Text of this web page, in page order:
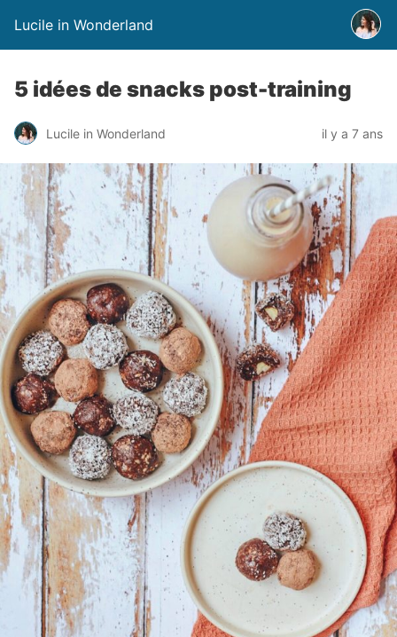
Lucile in Wonderland
5 idées de snacks post-training
Lucile in Wonderland il y a 7 ans